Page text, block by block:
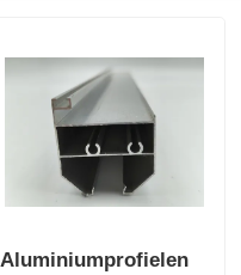
Aluminiumprofielen